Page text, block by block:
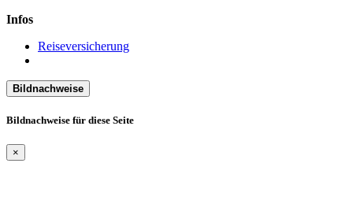
Infos
Reiseversicherung
Bildnachweise
Bildnachweise für diese Seite
×